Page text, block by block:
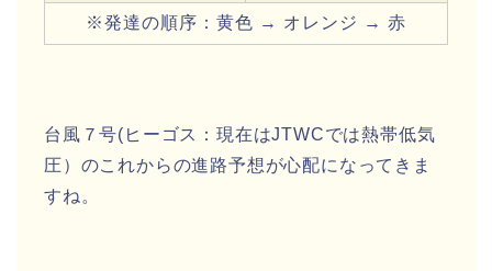
※発達の順序：黄色 → オレンジ → 赤
台風７号(ヒーゴス：現在はJTWCでは熱帯低気
圧） のこれからの進路予想が心配になってきま
すね。